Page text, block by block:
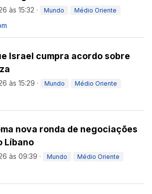
às 15:32 · Mundo Médio Oriente
Israel cumpra acordo sobre
às 15:29 · Mundo Médio Oriente
nova ronda de negociações
Líbano
às 09:39 · Mundo Médio Oriente